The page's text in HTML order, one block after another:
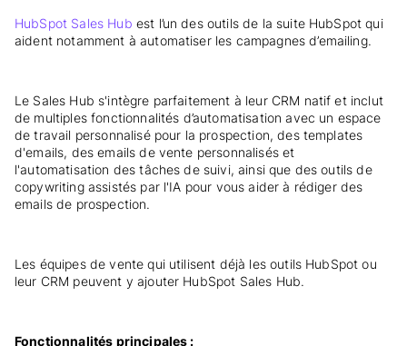
HubSpot Sales Hub est l’un des outils de la suite HubSpot qui
aident notamment à automatiser les campagnes d’emailing.
Le Sales Hub s'intègre parfaitement à leur CRM natif et inclut
de multiples fonctionnalités d’automatisation avec un espace
de travail personnalisé pour la prospection, des templates
d'emails, des emails de vente personnalisés et
l'automatisation des tâches de suivi, ainsi que des outils de
copywriting assistés par l'IA pour vous aider à rédiger des
emails de prospection.
Les équipes de vente qui utilisent déjà les outils HubSpot ou
leur CRM peuvent y ajouter HubSpot Sales Hub.
Fonctionnalités principales :